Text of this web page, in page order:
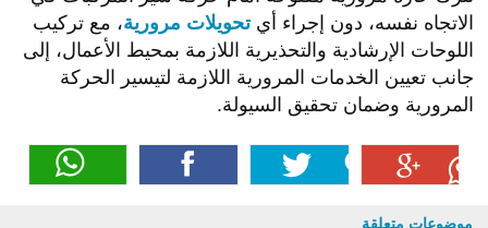
الاتجاه نفسه، دون إجراء أيتحويلات مرورية، مع تركيب
اللوحات الإرشادية والتحذيرية اللازمة بمحيط الأعمال، إلى
جانب تعيين الخدمات المرورية اللازمة لتيسير الحركة
المرورية وضمان تحقيق السيولة.
موضوعات متعلقة